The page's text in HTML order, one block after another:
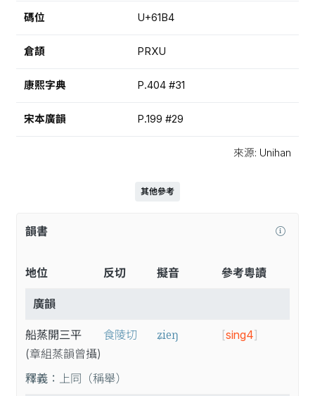
碼位 U+61B4
倉頡 PRXU
康熙字典 P.404 #31
宋本廣韻 P.199 #29
來源: Unihan
其他參考
韻書
地位 反切 擬音 參考粵讀
廣韻
船蒸開三平
(章組蒸韻曾攝)
食陵切 ʑieŋ [sing4]
釋義： 上同（稱舉）